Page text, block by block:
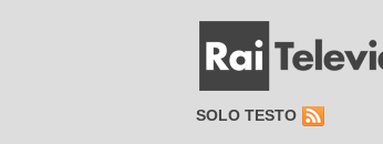
SOLO TESTO